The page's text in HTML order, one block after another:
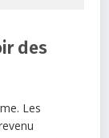
des
Les